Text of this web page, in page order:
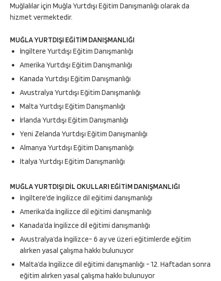
Muğlalılar için Muğla Yurtdışı Eğitim Danışmanlığı olarak da
hizmet vermektedir.
MUĞLA YURTDIŞI EĞİTİM DANIŞMANLIĞI
İngiltere Yurtdışı Eğitim Danışmanlığı
Amerika Yurtdışı Eğitim Danışmanlığı
Kanada Yurtdışı Eğitim Danışmanlığı
Avustralya Yurtdışı Eğitim Danışmanlığı
Malta Yurtdışı Eğitim Danışmanlığı
İrlanda Yurtdışı Eğitim Danışmanlığı
Yeni Zelanda Yurtdışı Eğitim Danışmanlığı
Almanya Yurtdışı Eğitim Danışmanlığı
İtalya Yurtdışı Eğitim Danışmanlığı
MUĞLA YURTDIŞI DİL OKULLARI EĞİTİM DANIŞMANLIĞI
İngiltere’de İngilizce dil eğitimi danışmanlığı
Amerika’da İngilizce dil eğitimi danışmanlığı
Kanada’da İngilizce dil eğitimi danışmanlığı
Avustralya’da İngilizce- 6 ay ve üzeri eğitimlerde eğitim
alırken yasal çalışma hakkı bulunuyor
Malta’da İngilizce dil eğitimi danışmanlığı - 12. Haftadan sonra
eğitim alırken yasal çalışma hakkı bulunuyor